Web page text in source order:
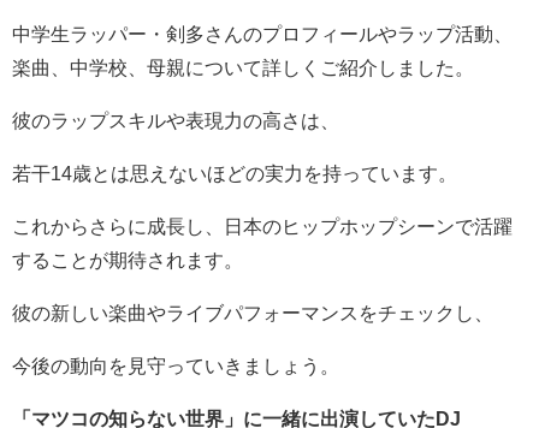
中学生ラッパー・剣多さんのプロフィールやラップ活動、
楽曲、中学校、母親について詳しくご紹介しました。
彼のラップスキルや表現力の高さは、
若干14歳とは思えないほどの実力を持っています。
これからさらに成長し、日本のヒップホップシーンで活躍
することが期待されます。
彼の新しい楽曲やライブパフォーマンスをチェックし、
今後の動向を見守っていきましょう。
「マツコの知らない世界」に一緒に出演していたDJ